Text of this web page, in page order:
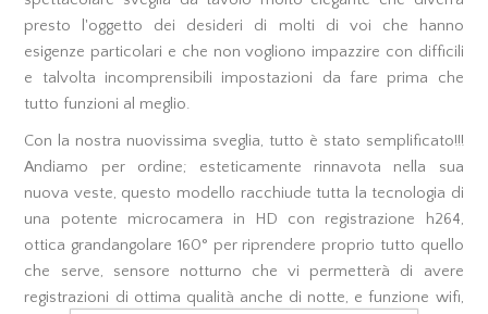
presto l'oggetto dei desideri di molti di voi che hanno
esigenze particolari e che non vogliono impazzire con difficili
e talvolta incomprensibili impostazioni da fare prima che
tutto funzioni al meglio.
Con la nostra nuovissima sveglia, tutto è stato semplificato!!!
Andiamo per ordine; esteticamente rinnavota nella sua
nuova veste, questo modello racchiude tutta la tecnologia di
una potente microcamera in HD con registrazione h264,
ottica grandangolare 160° per riprendere proprio tutto quello
che serve, sensore notturno che vi permetterà di avere
registrazioni di ottima qualità anche di notte, e funzione wifi,